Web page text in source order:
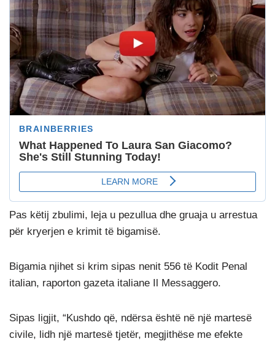
Pas këtij zbulimi, leja u pezullua dhe gruaja u arrestua
për kryerjen e krimit të bigamisë.
Bigamia njihet si krim sipas nenit 556 të Kodit Penal
italian, raporton gazeta italiane Il Messaggero.
Sipas ligjit, “Kushdo që, ndërsa është në një martesë
civile, lidh një martesë tjetër, megjithëse me efekte